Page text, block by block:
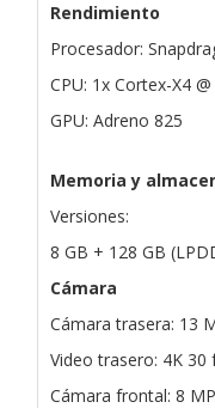
Rendimiento
Procesador:
CPU: 1x Cortex-X4
GPU: Adreno 825
Memoria y
Versiones:
8 GB + 128 GB
Cámara
Cámara trasera: 13
Video trasero: 4K 30
Cámara frontal: 8